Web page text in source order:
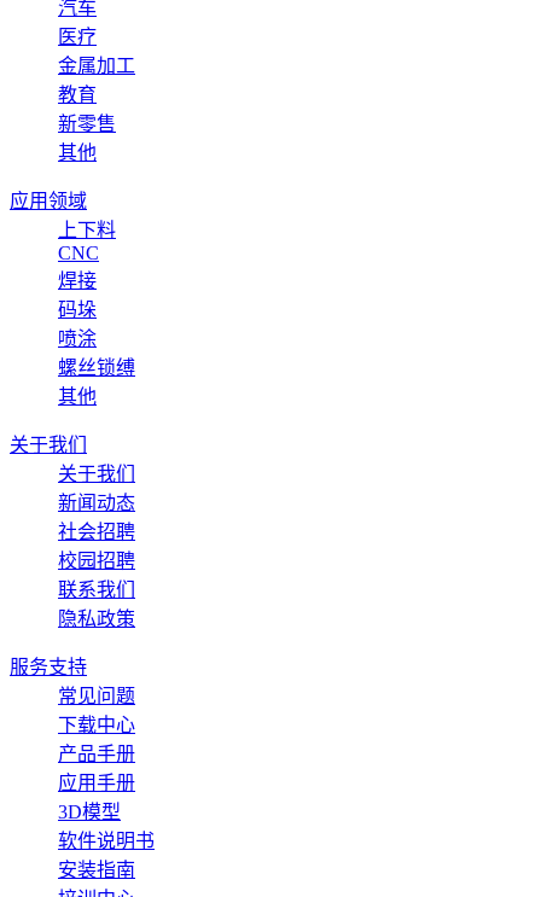
汽车
医疗
金属加工
教育
新零售
其他
应用领域
上下料
CNC
焊接
码垛
喷涂
螺丝锁缚
其他
关于我们
关于我们
新闻动态
社会招聘
校园招聘
联系我们
隐私政策
服务支持
常见问题
下载中心
产品手册
应用手册
3D模型
软件说明书
安装指南